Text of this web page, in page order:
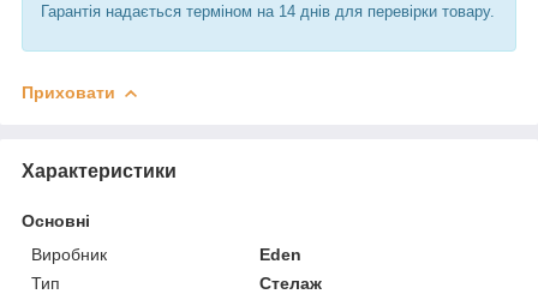
Гарантія надається терміном на 14 днів для перевірки товару.
Приховати
Характеристики
Основні
Виробник
Eden
Тип
Стелаж